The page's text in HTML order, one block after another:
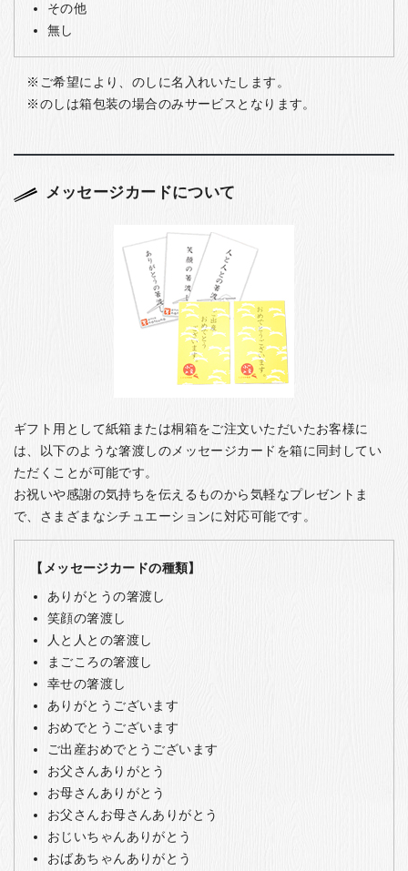
その他
無し
ご希望により、のしに名入れいたします。
のしは箱包装の場合のみサービスとなります。
メッセージカードについて
ギフト用として紙箱または桐箱をご注文いただいたお客様に
は、以下のような箸渡しのメッセージカードを箱に同封してい
ただくことが可能です。
お祝いや感謝の気持ちを伝えるものから気軽なプレゼントま
で、さまざまなシチュエーションに対応可能です。
【メッセージカードの種類】
ありがとうの箸渡し
笑顔の箸渡し
人と人との箸渡し
まごころの箸渡し
幸せの箸渡し
ありがとうございます
おめでとうございます
ご出産おめでとうございます
お父さんありがとう
お母さんありがとう
お父さんお母さんありがとう
おじいちゃんありがとう
おばあちゃんありがとう